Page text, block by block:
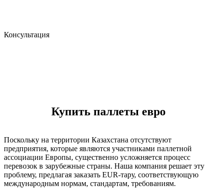
Консультация
Купить паллеты евро
Поскольку на территории Казахстана отсутствуют
предприятия, которые являются участниками паллетной
ассоциации Европы, существенно усложняется процесс
перевозок в зарубежные страны. Наша компания решает эту
проблему, предлагая заказать EUR-тару, соответствующую
международным нормам, стандартам, требованиям.